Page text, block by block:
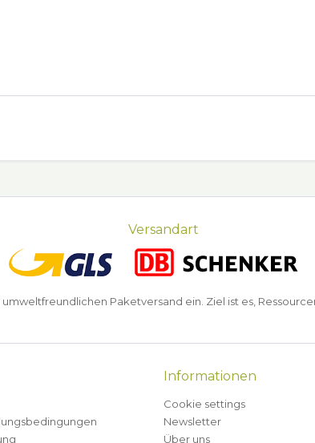
Versandart
Paketversand ein. Ziel ist es,
Informationen
Cookie settings
Newsletter
Über uns